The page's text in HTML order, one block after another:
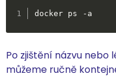
docker ps -a
Po zjištění názvu
můžeme ručně